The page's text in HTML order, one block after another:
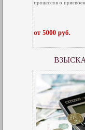
процессов о
от 5000 руб.